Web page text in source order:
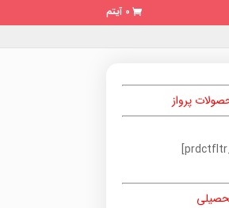
0 آیتم
پرواز